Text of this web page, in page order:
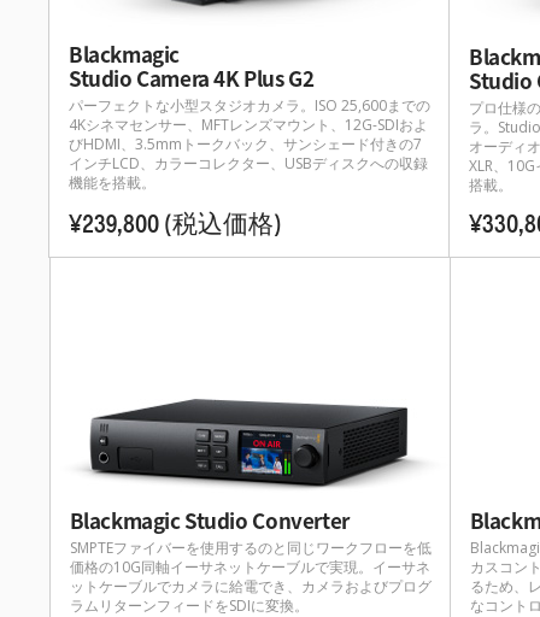
Blackmagic
Studio Camera 4K Plus G2
パーフェクトな小型スタジオカメラ。ISO 25,600までの
4Kシネマセンサー、MFTレンズマウント、12G-SDIおよ
びHDMI、3.5mmトークバック、サンシェード付きの7
インチLCD、カラーコレクター、USBディスクへの収録
機能を搭載。
¥239,800(税込価格)
Studio
プロ仕様
ラ。
オーディ
XLR、
搭載。
Blackmagic Studio Converter
SMPTEファイバーを使用するのと同じワークフローを低
価格の10G同軸イーサネットケーブルで実現。イーサネ
ットケーブルでカメラに給電でき、カメラおよびプログ
ラムリターンフィードをSDIに変換。
カスコン
るため、
なコント